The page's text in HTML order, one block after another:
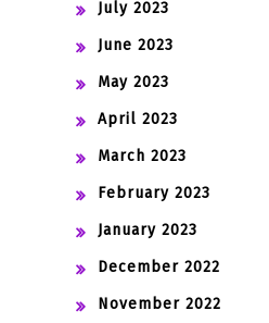
July 2023
June 2023
May 2023
April 2023
March 2023
February 2023
January 2023
December 2022
November 2022